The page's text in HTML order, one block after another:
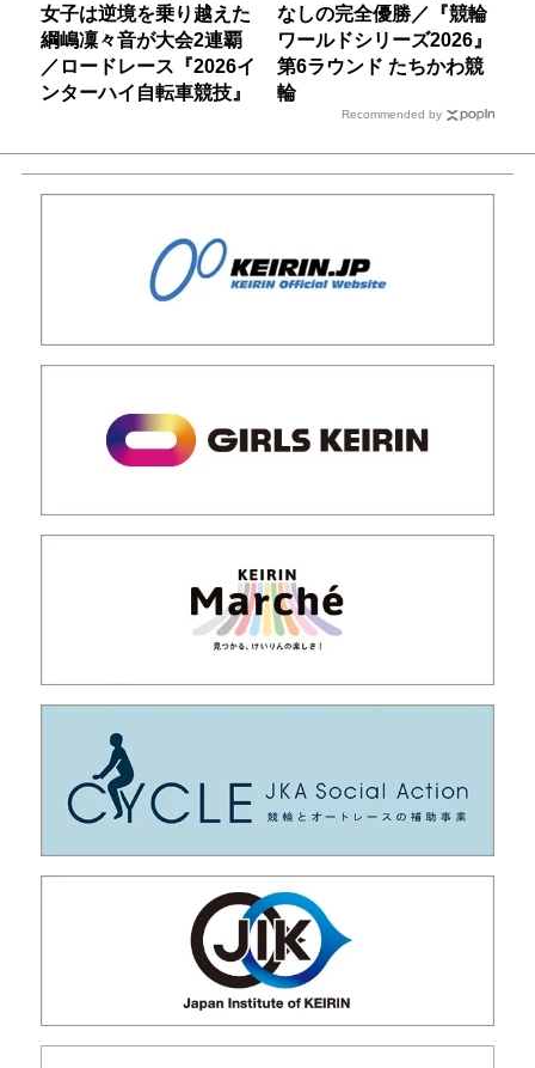
女子は逆境を乗り越えた
綱嶋凜々音が大会2連覇
／ロードレース『2026イ
ンターハイ自転車競技』
なしの完全優勝／『競輪
ワールドシリーズ2026』
第6ラウンド たちかわ競
輪
Recommended by